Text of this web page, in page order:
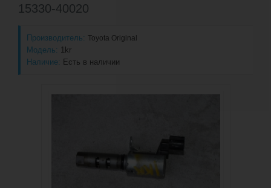
15330-40020
Производитель: Toyota Original
Модель: 1kr
Наличие: Есть в наличии